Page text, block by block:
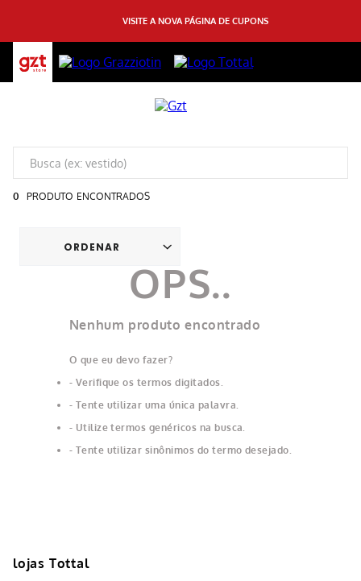
VISITE A NOVA PÁGINA DE CUPONS
0 PRODUTO
Nenhum produto encontrado
O que eu devo fazer?
Verifique os termos digitados.
Tente utilizar uma única palavra.
Utilize termos genéricos na busca.
Tente utilizar sinônimos do termo desejado.
lojas Tottal